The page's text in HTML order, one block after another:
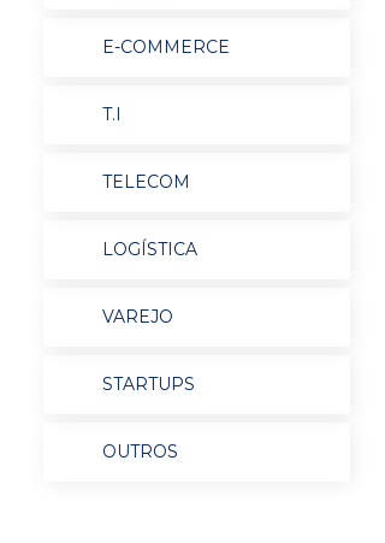
E-COMMERCE
T.I
TELECOM
LOGÍSTICA
VAREJO
STARTUPS
OUTROS